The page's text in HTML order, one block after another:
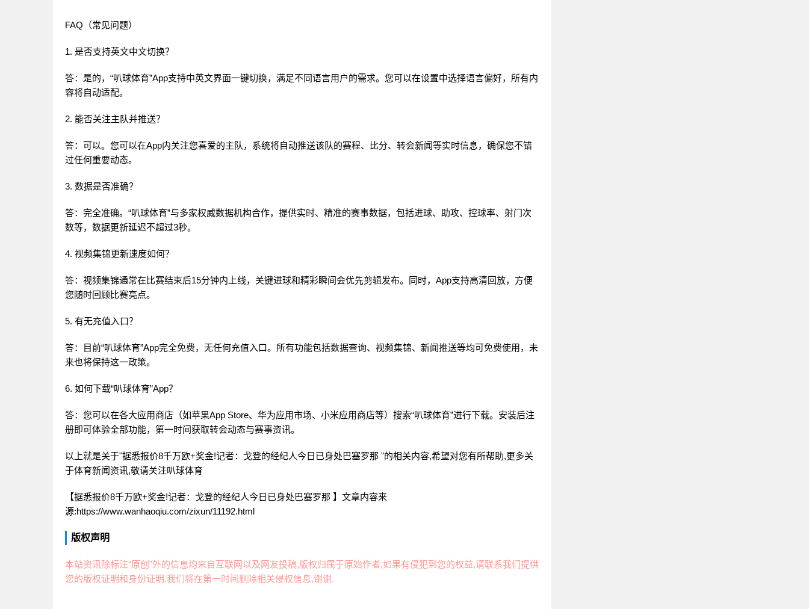
FAQ（常见问题）
1. 是否支持英文中文切换？
答：是的，“叭球体育”App支持中英文界面一键切换，满足不同语言用户的需求。您可以在设置中选择语言偏好，所有内
容将自动适配。
2. 能否关注主队并推送？
答：可以。您可以在App内关注您喜爱的主队，系统将自动推送该队的赛程、比分、转会新闻等实时信息，确保您不错
过任何重要动态。
3. 数据是否准确？
答：完全准确。“叭球体育”与多家权威数据机构合作，提供实时、精准的赛事数据，包括进球、助攻、控球率、射门次
数等，数据更新延迟不超过3秒。
4. 视频集锦更新速度如何？
答：视频集锦通常在比赛结束后15分钟内上线，关键进球和精彩瞬间会优先剪辑发布。同时，App支持高清回放，方便
您随时回顾比赛亮点。
5. 有无充值入口？
答：目前“叭球体育”App完全免费，无任何充值入口。所有功能包括数据查询、视频集锦、新闻推送等均可免费使用，未
来也将保持这一政策。
6. 如何下载“叭球体育”App？
答：您可以在各大应用商店（如苹果App Store、华为应用市场、小米应用商店等）搜索“叭球体育”进行下载。安装后注
册即可体验全部功能，第一时间获取转会动态与赛事资讯。
以上就是关于"据悉报价8千万欧+奖金!记者：戈登的经纪人今日已身处巴塞罗那 "的相关内容,希望对您有所帮助,更多关
于体育新闻资讯,敬请关注叭球体育
【据悉报价8千万欧+奖金!记者：戈登的经纪人今日已身处巴塞罗那 】文章内容来
源:https://www.wanhaoqiu.com/zixun/11192.html
版权声明
本站资讯除标注“原创”外的信息均来自互联网以及网友投稿,版权归属于原始作者,如果有侵犯到您的权益,请联系我们提供
您的版权证明和身份证明,我们将在第一时间删除相关侵权信息,谢谢.